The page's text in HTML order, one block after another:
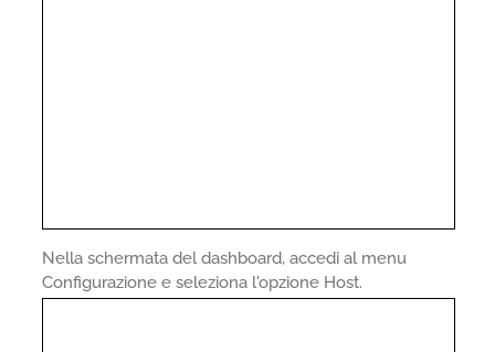
Nella schermata del dashboard, accedi al menu
Configurazione e seleziona l'opzione Host.